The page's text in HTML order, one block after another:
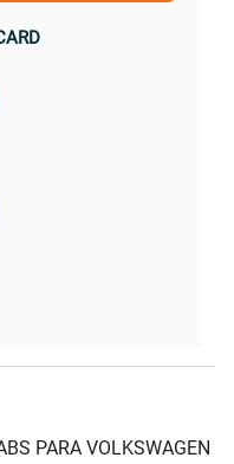
PARA VOLKSWAGEN